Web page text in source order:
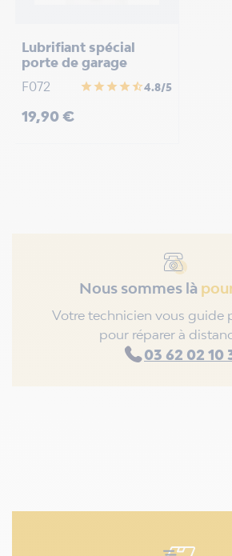
Lubrifiant spécial
porte de garage
F072
star star star star star_half4.8/5
Prix
19,90 €
Nous sommes là
Votre technicien vous guide
pour réparer à
03 62 02 10